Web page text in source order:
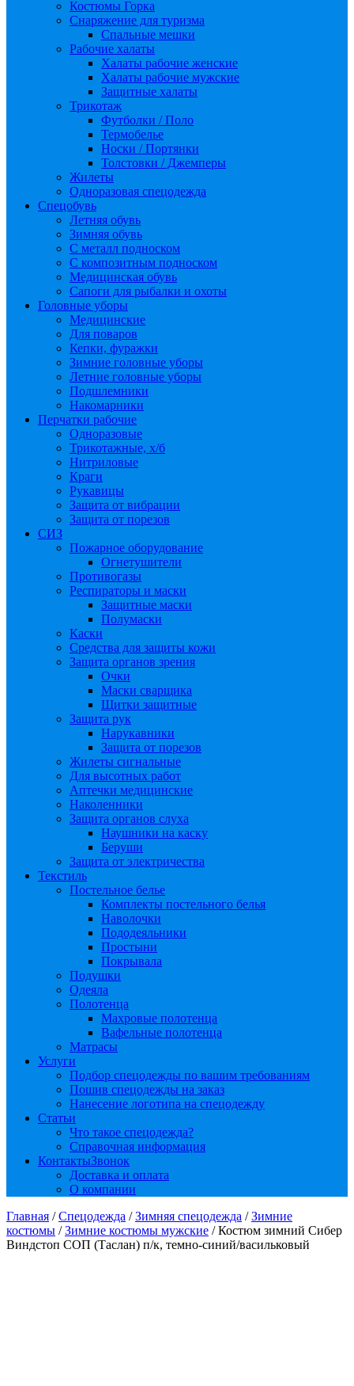
Костюмы Горка
Снаряжение для туризма
Спальные мешки
Рабочие халаты
Халаты рабочие женские
Халаты рабочие мужские
Защитные халаты
Трикотаж
Футболки / Поло
Термобелье
Носки / Портянки
Толстовки / Джемперы
Жилеты
Одноразовая спецодежда
Спецобувь
Летняя обувь
Зимняя обувь
С металл подноском
С композитным подноском
Медицинская обувь
Сапоги для рыбалки и охоты
Головные уборы
Медицинские
Для поваров
Кепки, фуражки
Зимние головные уборы
Летние головные уборы
Подшлемники
Накомарники
Перчатки рабочие
Одноразовые
Трикотажные, х/б
Нитриловые
Краги
Рукавицы
Защита от вибрации
Защита от порезов
СИЗ
Пожарное оборудование
Огнетушители
Противогазы
Респираторы и маски
Защитные маски
Полумаски
Каски
Средства для защиты кожи
Защита органов зрения
Очки
Маски сварщика
Щитки защитные
Защита рук
Нарукавники
Защита от порезов
Жилеты сигнальные
Для высотных работ
Аптечки медицинские
Наколенники
Защита органов слуха
Наушники на каску
Беруши
Защита от электричества
Текстиль
Постельное белье
Комплекты постельного белья
Наволочки
Пододеяльники
Простыни
Покрывала
Подушки
Одеяла
Полотенца
Махровые полотенца
Вафельные полотенца
Матрасы
Услуги
Подбор спецодежды по вашим требованиям
Пошив спецодежды на заказ
Нанесение логотипа на спецодежду
Статьи
Что такое спецодежда?
Справочная информация
КонтактыЗвонок
Доставка и оплата
О компании
Главная /Спецодежда /Зимняя спецодежда /Зимние
костюмы /Зимние костюмы мужские / Костюм зимний Сибер
Виндстоп СОП (Таслан) п/к, темно-синий/васильковый